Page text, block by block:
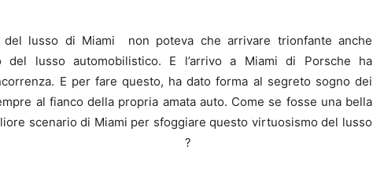
lusso di Miami non poteva che arrivare trionfante anche
del lusso automobilistico. E l’arrivo a Miami di Porsche ha
E per fare questo, ha dato forma al segreto sogno dei
al fianco della propria amata auto. Come se fosse una bella
scenario di Miami per sfoggiare questo virtuosismo del lusso
?